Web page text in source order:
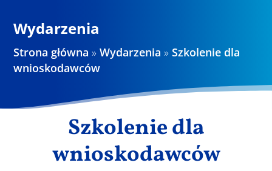
Projekty
Wyniki
Wydarzenia
Strona główna »Wydarzenia »Szkolenie dla
wnioskodawców
Szkolenie dla
wnioskodawców